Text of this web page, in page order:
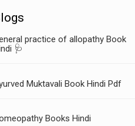
practice of allopathy Book
🩺
Muktavali Book Hindi Pdf
Books Hindi